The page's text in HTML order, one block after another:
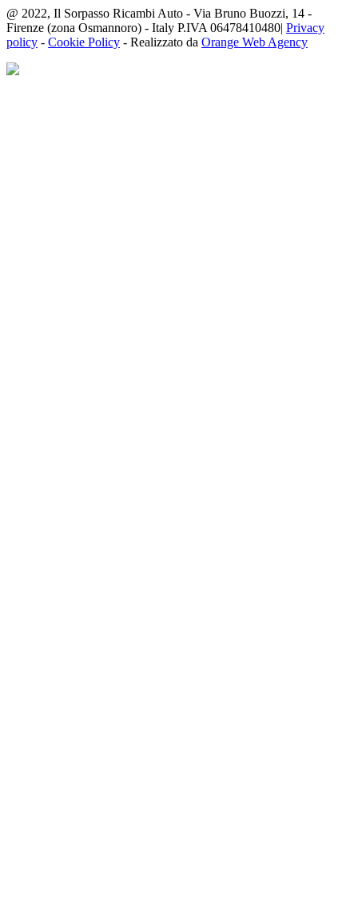
@ 2022, Il Sorpasso Ricambi Auto - Via Bruno Buozzi, 14 -
Firenze (zona Osmannoro) - Italy P.IVA 06478410480| Privacy
policy - Cookie Policy - Realizzato da Orange Web Agency